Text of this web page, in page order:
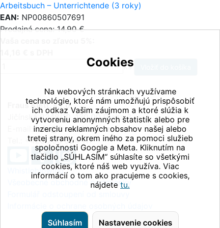
Arbeitsbuch – Unterrichtende (3 roky)
EAN: NP00860507691
Predajná cena: 14,90 €
ks
Fraus Klett, s.r.o.
Jičínská 2348/10, 130 00 Praha 3
E-mail:info@fraus-klett.cz
Tel.: +420 233 084 111
Whistleblowing
Všeobecné obchodné podmienky
Cookies
Na webových stránkach využívame
technológie, ktoré nám umožňujú prispôsobiť
ich odkaz Vašim záujmom a ktoré slúžia k
vytvoreniu anonymných štatistík alebo pre
inzerciu reklamných obsahov našej alebo
tretej strany, okrem iného za pomoci služieb
spoločnosti Google a Meta. Kliknutím na
tlačidlo „SÚHLASÍM“ súhlasíte so všetkými
cookies, ktoré náš web využíva. Viac
informácií o tom ako pracujeme s cookies,
nájdete tu.
Súhlasím Nastavenie cookies